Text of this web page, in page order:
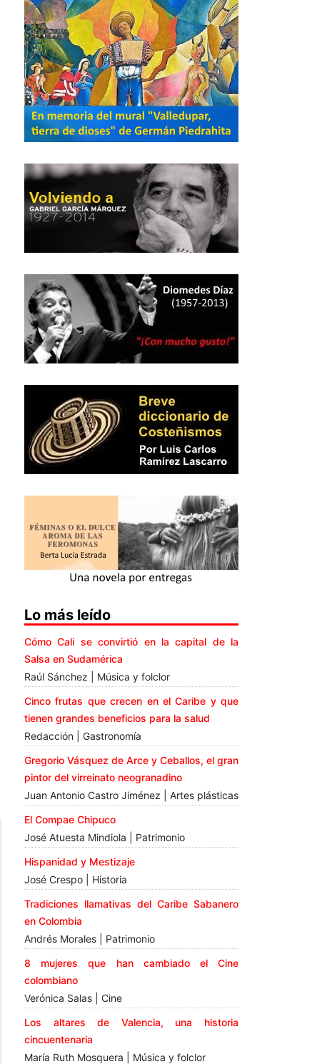
Lo más leído
Cómo Cali se convirtió en la capital de la
Salsa en Sudamérica
Raúl Sánchez | Música y folclor
Cinco frutas que crecen en el Caribe y que
tienen grandes beneficios para la salud
Redacción | Gastronomía
Gregorio Vásquez de Arce y Ceballos, el gran
pintor del virreinato neogranadino
Juan Antonio Castro Jiménez | Artes plásticas
El Compae Chipuco
José Atuesta Mindiola | Patrimonio
Hispanidad y Mestizaje
José Crespo | Historia
Tradiciones llamativas del Caribe Sabanero
en Colombia
Andrés Morales | Patrimonio
8 mujeres que han cambiado el Cine
colombiano
Verónica Salas | Cine
Los altares de Valencia, una historia
cincuentenaria
María Ruth Mosquera | Música y folclor